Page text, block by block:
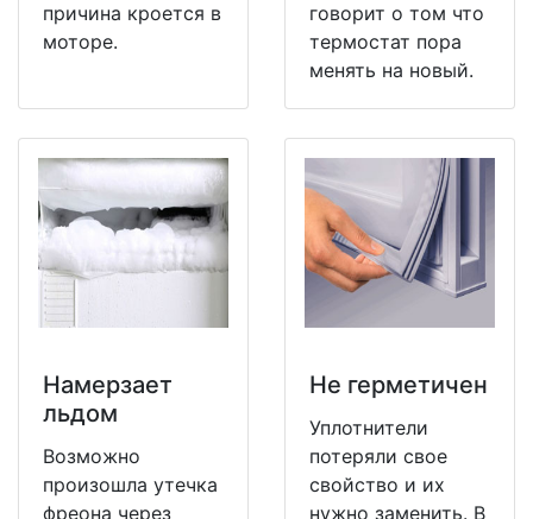
причина кроется в
моторе.
говорит о том что
термостат пора
менять на новый.
Намерзает
льдом
Возможно
произошла утечка
фреона через
Не герметичен
Уплотнители
потеряли свое
свойство и их
нужно заменить. В